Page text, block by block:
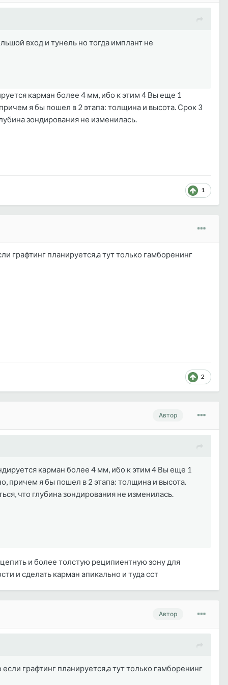
вход и тунель но тогда имплант не
карман более 4 мм, ибо к этим 4 Вы еще 1
я бы пошел в 2 этапа: толщина и высота. Срок 3
зондирования не изменилась.
1
графтинг планируется,а тут только гамборенинг
2
Автор
карман более 4 мм, ибо к этим 4 Вы еще 1
причем я бы пошел в 2 этапа: толщина и высота.
что глубина зондирования не изменилась.
и более толстую реципиентную зону для
и сделать карман апикально и туда сст
Автор
графтинг планируется,а тут только гамборенинг